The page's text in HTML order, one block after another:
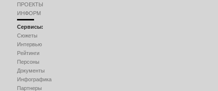
ПРОЕКТЫ
ИНФОРМ
Сервисы:
Сюжеты
Интервью
Рейтинги
Персоны
Документы
Инфографика
Партнеры